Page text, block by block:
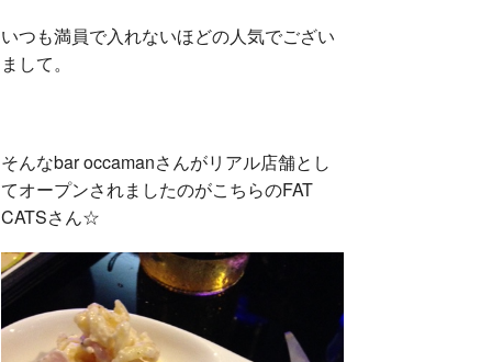
いつも満員で入れないほどの人気でござい
まして。
そんなbar occamanさんがリアル店舗とし
てオープンされましたのがこちらのFAT
CATSさん☆